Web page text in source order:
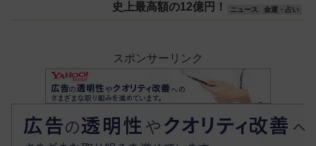
史上最高額の12億円！
ニュース 金運・占い
スポンサーリンク